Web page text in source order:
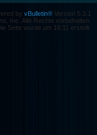
by vBulletin® Version 5.3.1
Inc. Alle Rechte vorbehalten.
Seite wurde um 16:11 erstellt.